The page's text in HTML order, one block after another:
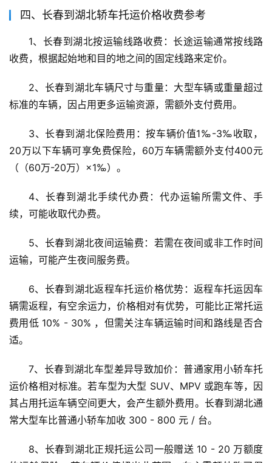
四、长春到湖北轿车托运价格收费参考
1、长春到湖北按运输线路收费：长途运输通常按线路
收费，根据起始地和目的地之间的固定线路来定价。
2、长春到湖北车辆尺寸与重量：大型车辆或重量超过
标准的车辆，因占用更多运输资源，需额外支付费用。
3、长春到湖北保险费用：按车辆价值1‰-3‰收取，
20万以下车辆可享免费保险，60万车辆需额外支付400元
（（60万-20万）×1‰）。
4、长春到湖北手续代办费：代办运输所需文件、手
续，可能收取代办费。
5、长春到湖北夜间运输费：若需在夜间或非工作时间
运输，可能产生夜间服务费。
6、长春到湖北返程车托运价格优势：返程车托运因车
辆需返程，有空余运力，价格相对有优势，可能比正常托运
费用低 10% - 30% ，但需关注车辆运输时间和路线是否合
适。
7、长春到湖北车型差异导致加价：普通家用小轿车托
运价格相对标准。若车型为大型 SUV、MPV 或跑车等，因
其占用托运车辆空间更大，会产生额外费用。长春到湖北通
常大型车比普通小轿车加收 300 - 800 元 / 台。
8、长春到湖北正规托运公司一般赠送 10 - 20 万额度